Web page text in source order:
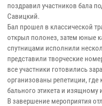
поздравил участников бала
Савицкий.
Бал прошел в классической
открыл полонез, затем юные
спутницами исполнили
представили творческие
все участники готовились
организованы репетиции, где
бального этикета и
В завершение мероприятия